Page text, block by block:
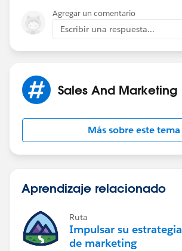
Agregar un comentario
Escribir una respuesta...
Sales And Marketing
Más sobre este tema
Aprendizaje relacionado
Ruta
Impulsar su estrategia
de marketing